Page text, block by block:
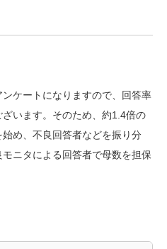
ケートになりますので、回答率
います。そのため、約1.4倍の
め、不良回答者などを振り分
ニタによる回答者で母数を担保